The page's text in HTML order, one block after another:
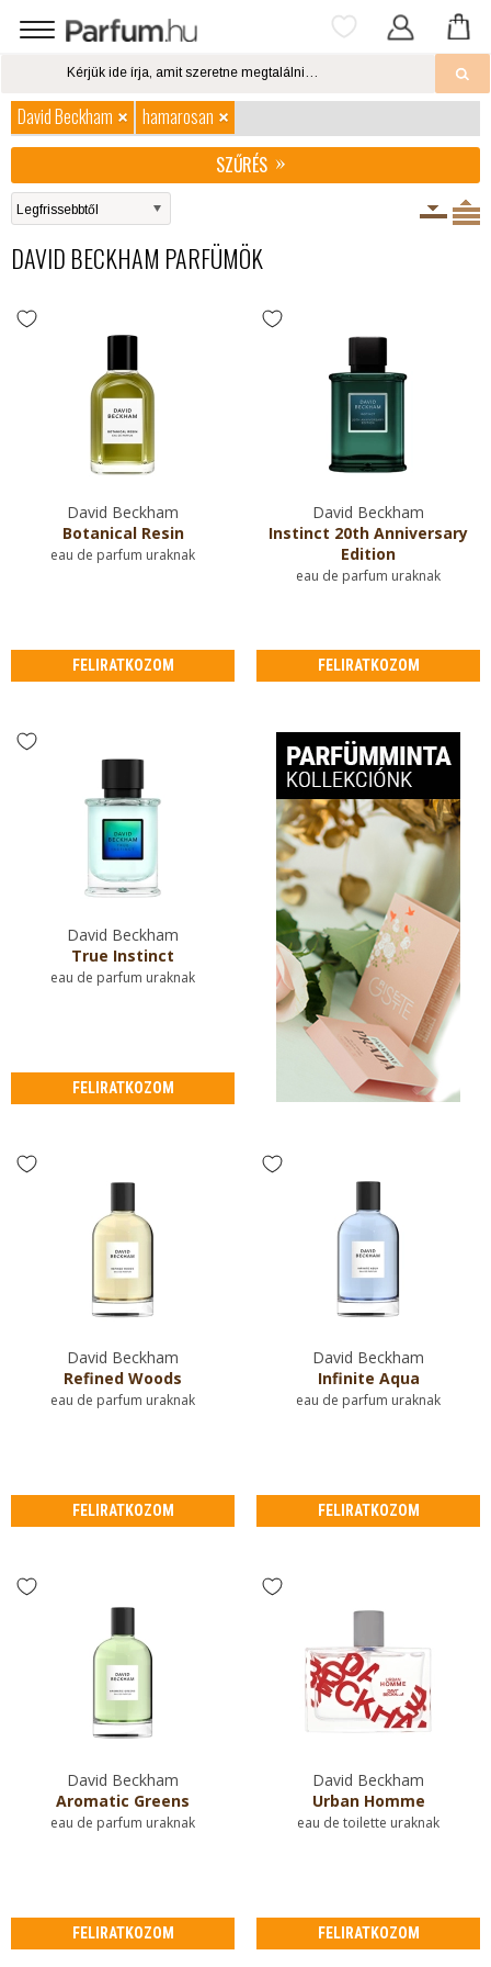
David Beckham
hamarosan
SZŰRÉS
DAVID BECKHAM PARFÜMÖK
David Beckham
Botanical Resin
eau de parfum uraknak
FELIRATKOZOM
David Beckham
Instinct 20th Anniversary
Edition
eau de parfum uraknak
FELIRATKOZOM
David Beckham
True Instinct
eau de parfum uraknak
FELIRATKOZOM
David Beckham
Refined Woods
eau de parfum uraknak
FELIRATKOZOM
David Beckham
Infinite Aqua
eau de parfum uraknak
FELIRATKOZOM
David Beckham
Aromatic Greens
eau de parfum uraknak
FELIRATKOZOM
David Beckham
Urban Homme
eau de toilette uraknak
FELIRATKOZOM